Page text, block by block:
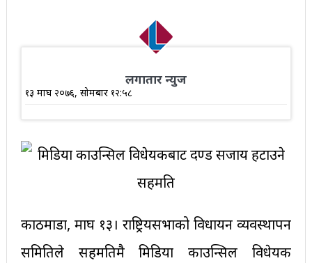
लगातार न्युज
१३ माघ २०७६, सोमबार १२:५८
काठमाडौं, माघ १३। राष्ट्रियसभाको विधायन व्यवस्थापन
समितिले सहमतिमै मिडिया काउन्सिल विधेयक